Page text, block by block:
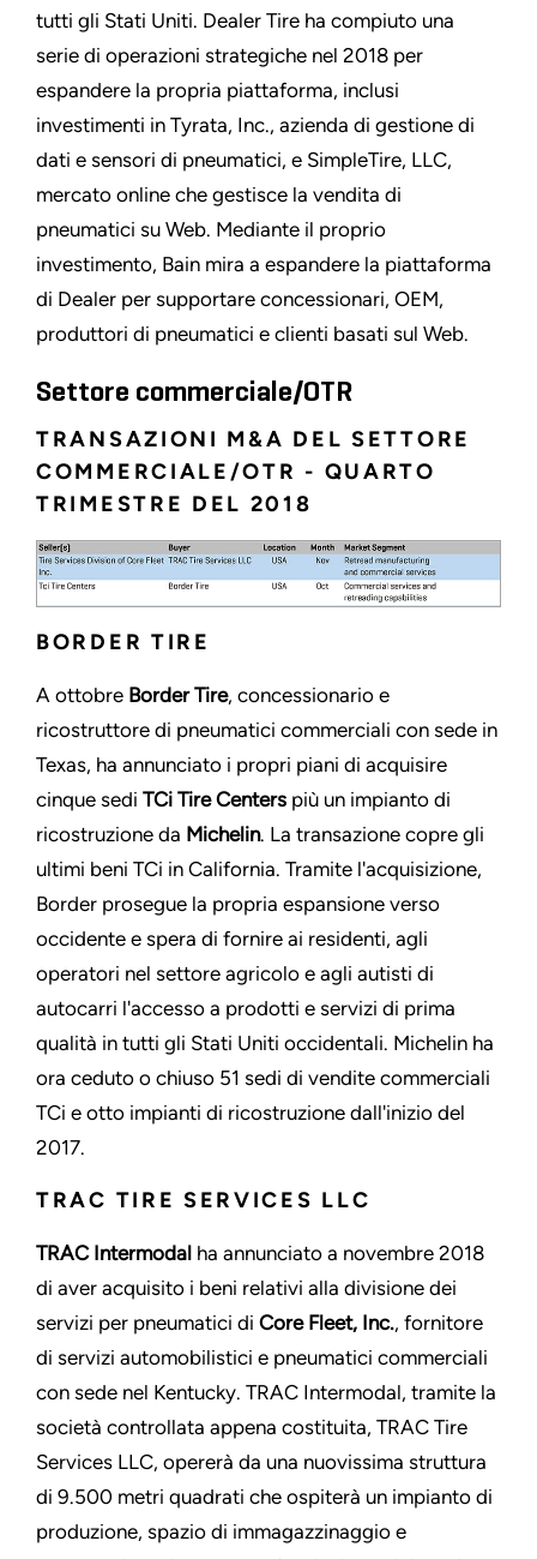
tutti gli Stati Uniti. Dealer Tire ha compiuto una
serie di operazioni strategiche nel 2018 per
espandere la propria piattaforma, inclusi
investimenti in Tyrata, Inc., azienda di gestione di
dati e sensori di pneumatici, e SimpleTire, LLC,
mercato online che gestisce la vendita di
pneumatici su Web. Mediante il proprio
investimento, Bain mira a espandere la piattaforma
di Dealer per supportare concessionari, OEM,
produttori di pneumatici e clienti basati sul Web.
Settore commerciale/OTR
TRANSAZIONI M&A DEL SETTORE
COMMERCIALE/OTR - QUARTO
TRIMESTRE DEL 2018
BORDER TIRE
A ottobre Border Tire, concessionario e
ricostruttore di pneumatici commerciali con sede in
Texas, ha annunciato i propri piani di acquisire
cinque sedi TCi Tire Centers più un impianto di
ricostruzione da Michelin. La transazione copre gli
ultimi beni TCi in California. Tramite l'acquisizione,
Border prosegue la propria espansione verso
occidente e spera di fornire ai residenti, agli
operatori nel settore agricolo e agli autisti di
autocarri l'accesso a prodotti e servizi di prima
qualità in tutti gli Stati Uniti occidentali. Michelin ha
ora ceduto o chiuso 51 sedi di vendite commerciali
TCi e otto impianti di ricostruzione dall'inizio del
2017.
TRAC TIRE SERVICES LLC
TRAC Intermodal ha annunciato a novembre 2018
di aver acquisito i beni relativi alla divisione dei
servizi per pneumatici di Core Fleet, Inc., fornitore
di servizi automobilistici e pneumatici commerciali
con sede nel Kentucky. TRAC Intermodal, tramite la
società controllata appena costituita, TRAC Tire
Services LLC, opererà da una nuovissima struttura
di 9.500 metri quadrati che ospiterà un impianto di
produzione, spazio di immagazzinaggio e